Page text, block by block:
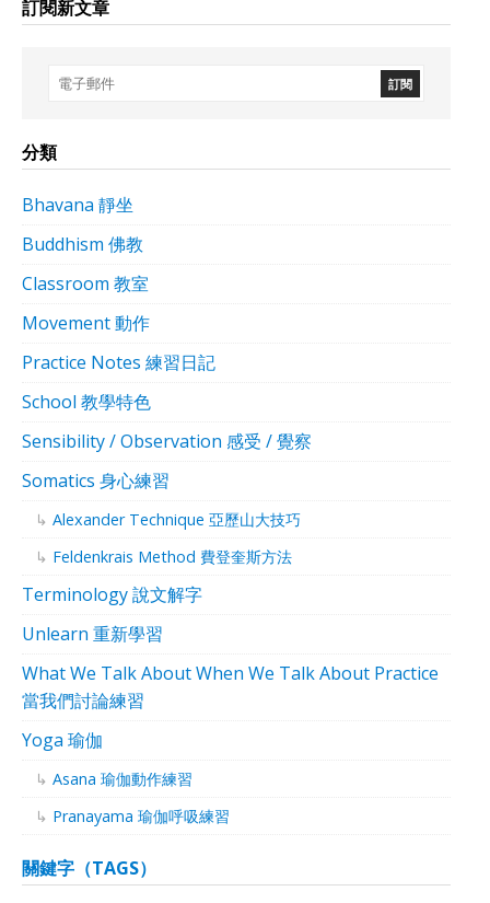
訂閱新文章
分類
Bhavana 靜坐
Buddhism 佛教
Classroom 教室
Movement 動作
Practice Notes 練習日記
School 教學特色
Sensibility / Observation 感受 / 覺察
Somatics 身心練習
Alexander Technique 亞歷山大技巧
Feldenkrais Method 費登奎斯方法
Terminology 說文解字
Unlearn 重新學習
What We Talk About When We Talk About Practice
當我們討論練習
Yoga 瑜伽
Asana 瑜伽動作練習
Pranayama 瑜伽呼吸練習
關鍵字（TAGS）